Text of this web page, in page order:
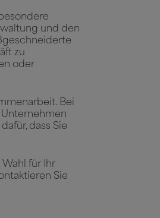
und den
zu
oder
Bei
dass Sie
für Ihr
Sie